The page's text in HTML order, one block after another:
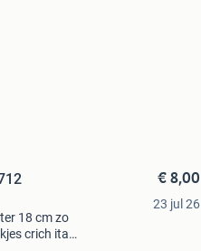
18 cm zo
crich italy
€ 8,00
23 jul 26